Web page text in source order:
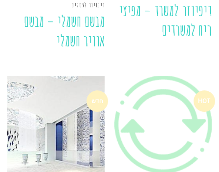
דיפיוזר למשרד – מפיצי
ריח למשרדים
דיפזיור לעסקים
מבשם חשמלי – מבשם
אוויר חשמלי
HOT חדש